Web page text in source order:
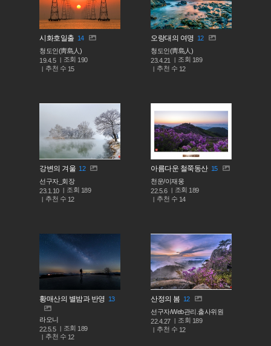
시화호일출 14
청도인(靑島人)
19.4.5
조회 190
추천 수 15
오랑대의 여명 12
청도인(靑島人)
23.4.21
조회 189
추천 수 12
강변의 겨울 12
선구자_회장
23.1.10
조회 189
추천 수 12
아름다운 철쭉동산 15
천운/이재웅
22.5.6
조회 189
추천 수 14
황매산의 별밤과 반영 13
라오니
22.5.5
조회 189
추천 수 12
산정의 봄 12
선구자/Web관리.출사위원
22.4.27
조회 189
추천 수 12